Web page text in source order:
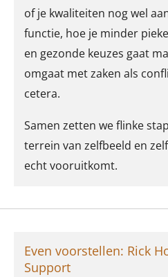
of je kwaliteiten nog wel
functie, hoe je minder
en gezonde keuzes gaat
omgaat met zaken als
cetera.
Samen zetten we flinke
terrein van zelfbeeld en
echt vooruitkomt.
Even voorstellen: Rick
Support